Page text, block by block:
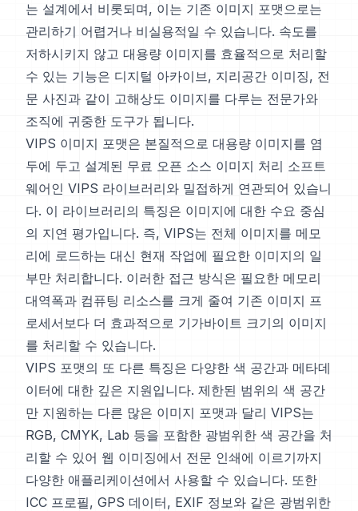
는 설계에서 비롯되며, 이는 기존 이미지 포맷으로는
관리하기 어렵거나 비실용적일 수 있습니다. 속도를
저하시키지 않고 대용량 이미지를 효율적으로 처리할
수 있는 기능은 디지털 아카이브, 지리공간 이미징, 전
문 사진과 같이 고해상도 이미지를 다루는 전문가와
조직에 귀중한 도구가 됩니다.
VIPS 이미지 포맷은 본질적으로 대용량 이미지를 염
두에 두고 설계된 무료 오픈 소스 이미지 처리 소프트
웨어인 VIPS 라이브러리와 밀접하게 연관되어 있습니
다. 이 라이브러리의 특징은 이미지에 대한 수요 중심
의 지연 평가입니다. 즉, VIPS는 전체 이미지를 메모
리에 로드하는 대신 현재 작업에 필요한 이미지의 일
부만 처리합니다. 이러한 접근 방식은 필요한 메모리
대역폭과 컴퓨팅 리소스를 크게 줄여 기존 이미지 프
로세서보다 더 효과적으로 기가바이트 크기의 이미지
를 처리할 수 있습니다.
VIPS 포맷의 또 다른 특징은 다양한 색 공간과 메타데
이터에 대한 깊은 지원입니다. 제한된 범위의 색 공간
만 지원하는 다른 많은 이미지 포맷과 달리 VIPS는
RGB, CMYK, Lab 등을 포함한 광범위한 색 공간을 처
리할 수 있어 웹 이미징에서 전문 인쇄에 이르기까지
다양한 애플리케이션에서 사용할 수 있습니다. 또한
ICC 프로필, GPS 데이터, EXIF 정보와 같은 광범위한